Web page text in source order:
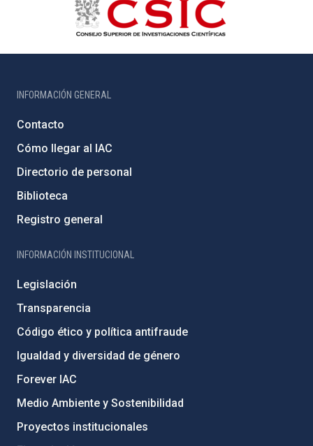
INFORMACIÓN GENERAL
Contacto
Cómo llegar al IAC
Directorio de personal
Biblioteca
Registro general
INFORMACIÓN INSTITUCIONAL
Legislación
Transparencia
Código ético y política antifraude
Igualdad y diversidad de género
Forever IAC
Medio Ambiente y Sostenibilidad
Proyectos institucionales